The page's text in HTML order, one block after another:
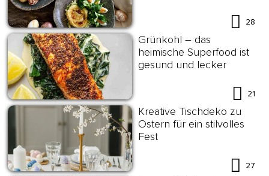
28
Grünkohl – das
heimische Superfood ist
gesund und lecker
21
Kreative Tischdeko zu
Ostern für ein stilvolles
Fest
27